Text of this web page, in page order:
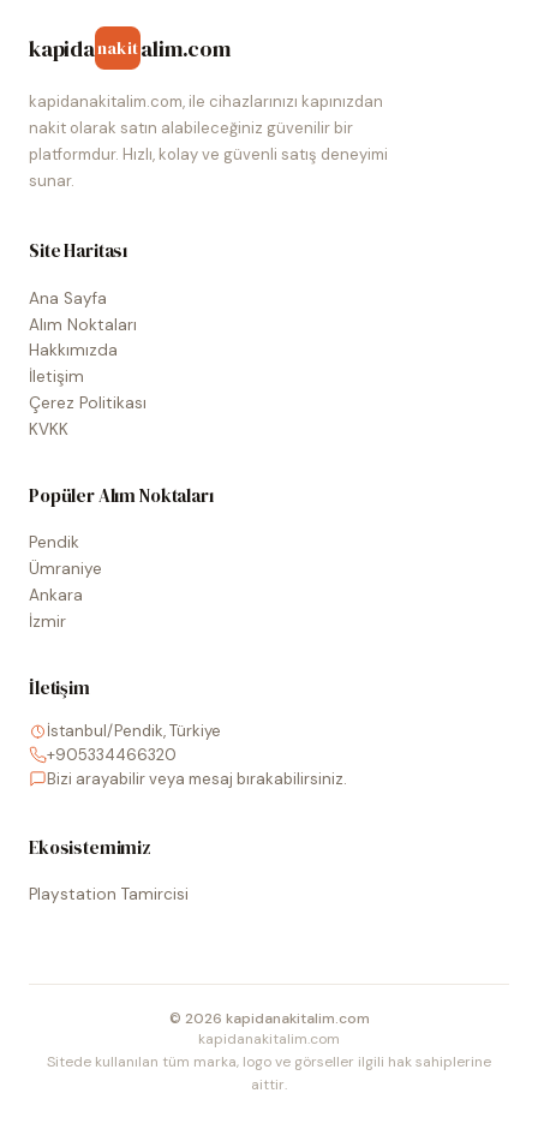
kapidanakitalim.com
kapidanakitalim.com, ile cihazlarınızı kapınızdan
nakit olarak satın alabileceğiniz güvenilir bir
platformdur. Hızlı, kolay ve güvenli satış deneyimi
sunar.
Site Haritası
Ana Sayfa
Alım Noktaları
Hakkımızda
İletişim
Çerez Politikası
KVKK
Popüler Alım Noktaları
Pendik
Ümraniye
Ankara
İzmir
İletişim
İstanbul/Pendik, Türkiye
+905334466320
Bizi arayabilir veya mesaj bırakabilirsiniz.
Ekosistemimiz
Playstation Tamircisi
© 2026 kapidanakitalim.com
kapidanakitalim.com
Sitede kullanılan tüm marka, logo ve görseller ilgili hak sahiplerine
aittir.